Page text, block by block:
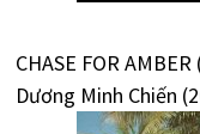
CHASE FOR
Dương Minh Chiến